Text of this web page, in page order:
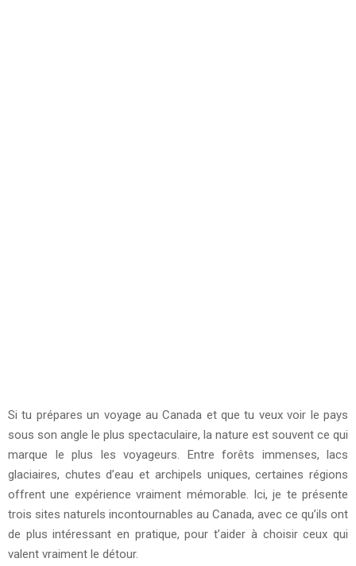
Si tu prépares un voyage au Canada et que tu veux voir le pays
sous son angle le plus spectaculaire, la nature est souvent ce qui
marque le plus les voyageurs. Entre forêts immenses, lacs
glaciaires, chutes d’eau et archipels uniques, certaines régions
offrent une expérience vraiment mémorable. Ici, je te présente
trois sites naturels incontournables au Canada, avec ce qu’ils ont
de plus intéressant en pratique, pour t’aider à choisir ceux qui
valent vraiment le détour.